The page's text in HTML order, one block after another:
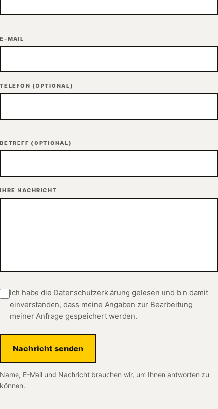
E-MAIL
TELEFON (OPTIONAL)
BETREFF (OPTIONAL)
IHRE NACHRICHT
Ich habe die Datenschutzerklärung gelesen und bin damit
einverstanden, dass meine Angaben zur Bearbeitung
meiner Anfrage gespeichert werden.
Nachricht senden
Name, E-Mail und Nachricht brauchen wir, um Ihnen antworten zu
können.